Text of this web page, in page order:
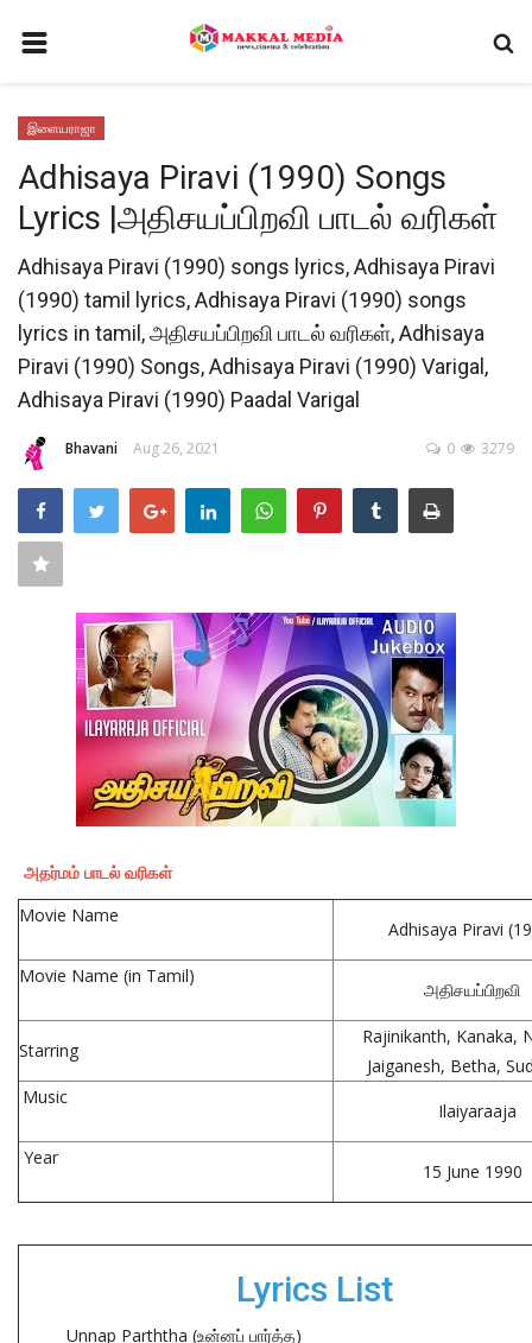
CONTACT
சினிமா
GALLERY
செய்திகள்
டிவி
வீடியோ
TERMS AND CONDITIONS
வர்த்தகம்
PRIVACY POLICY
MUSIC DIRECTORS
CONTACT
ஆன்மிகம்
சமையல்
தமிழ் பாடல் வரிகள்
விளம்பரம்
புகைப்படங்கள்
மாவட்ட செய்திகள்
LOGIN
இளையராஜா
Adhisaya Piravi (1990) Songs
Lyrics |அதிசயப்பிறவி பாடல் வரிகள்
Adhisaya Piravi (1990) songs lyrics, Adhisaya Piravi
(1990) tamil lyrics, Adhisaya Piravi (1990) songs
lyrics in tamil, அதிசயப்பிறவி பாடல் வரிகள், Adhisaya
Piravi (1990) Songs, Adhisaya Piravi (1990) Varigal,
Adhisaya Piravi (1990) Paadal Varigal
Bhavani Aug 26, 2021 3279
0
அதர்மம் பாடல் வரிகள்
Movie Name
Adhisaya Piravi
Movie Name (in Tamil)
அதிசயப்பிறவி
Starring
Rajinikanth, Kanaka,
Jaiganesh, Betha,
Music
Ilaiyaraaja
Year
15 June 1990
Lyrics List
Unnap Parththa (உன்னப் பார்த்த)